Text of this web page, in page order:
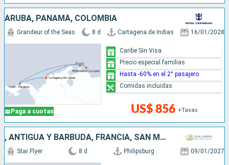
ARUBA, PANAMÁ, COLOMBIA
Paga a cuotas
Grandeur of the Seas 8 d Cartagena de Indias 16/01/2028
US$ 856 +Tasas
Caribe Sin Visa
Precio especial familias
Hasta -60% en el 2° pasajero
Comidas incluidas
, ANTIGUA Y BARBUDA, FRANCIA, SAN MARTÍN
Star Flyer 8 d Philipsburg 09/01/2027